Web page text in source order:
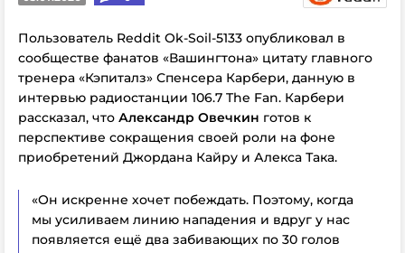
Пользователь Reddit Ok-Soil-5133 опубликовал в
сообществе фанатов «Вашингтона» цитату главного
тренера «Кэпиталз» Спенсера Карбери, данную в
интервью радиостанции 106.7 The Fan. Карбери
рассказал, что Александр Овечкин готов к
перспективе сокращения своей роли на фоне
приобретений Джордана Кайру и Алекса Така.
«Он искренне хочет побеждать. Поэтому, когда
мы усиливаем линию нападения и вдруг у нас
появляется ещё два забивающих по 30 голов